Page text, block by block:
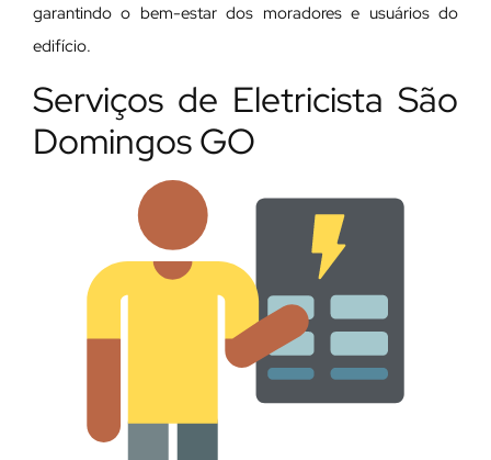
garantindo o bem-estar dos moradores e usuários do
edifício.
Serviços de Eletricista São
Domingos GO